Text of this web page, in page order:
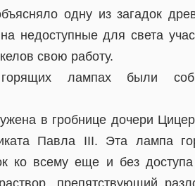
одну из загадок
недоступные для света
свою работу.
горящих лампах были
в гробнице дочери
Павла III. Эта лампа
ко всему еще и без
препятствующий